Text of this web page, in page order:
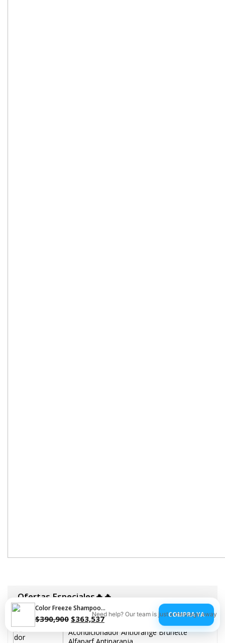
Ofertas Especiales🔥🔥
Acondicionador Antiorange Brunette
Color Freeze Shampoo Acondicionador Bonacure 1l
$390,900 $363,537 COMPRA YA
Need help? Our team is just a message away